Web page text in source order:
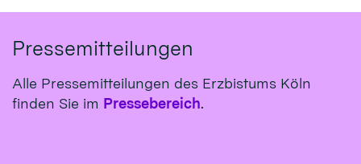
Pressemitteilungen
Alle Pressemitteilungen des Erzbistums Köln
finden Sie im Pressebereich.